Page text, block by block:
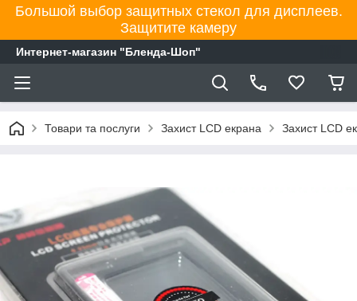
Большой выбор защитных стекол для дисплеев.
Защитите камеру
Интернет-магазин "Бленда-Шоп"
Товари та послуги Захист LCD екрана Захист LCD